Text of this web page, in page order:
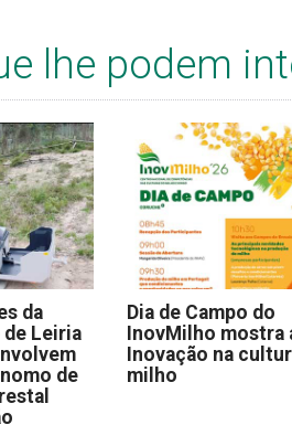
lhe podem
da
de Leiria
de
Dia de Campo do
InovMilho mostra
Inovação na
milho